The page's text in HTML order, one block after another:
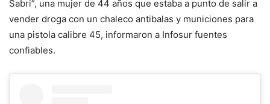
Sabri”, una mujer de 44 años que estaba a punto de salir a
vender droga con un chaleco antibalas y municiones para
una pistola calibre 45, informaron a Infosur fuentes
confiables.